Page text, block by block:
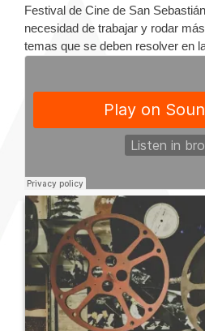
Festival de Cine de San
necesidad de trabajar y rodar
temas que se deben resolver en